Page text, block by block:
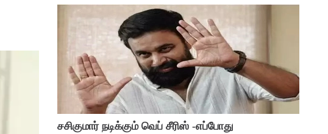
சசிகுமார் நடிக்கும் வெப் சீரிஸ் -எப்போது